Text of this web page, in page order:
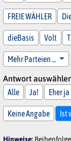
FREIE WÄHLER
dieBasis Volt
Mehr Parteien …
Antwort
Alle
Ja! Eher ja
Keine Angabe Ist
Hinweise: